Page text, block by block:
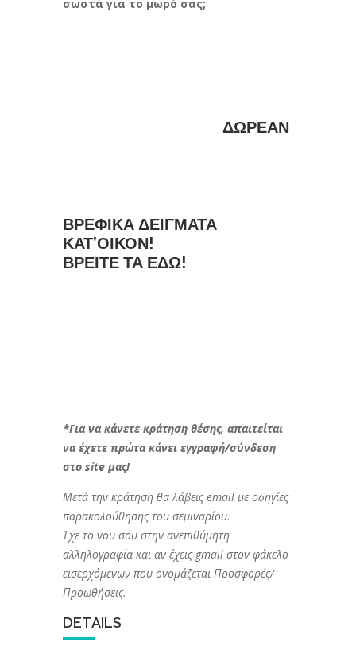
σωστά για το μωρό σας;
ΔΩΡΕΑΝ
ΒΡΕΦΙΚΑ ΔΕΙΓΜΑΤΑ
ΚΑΤ’ΟΙΚΟΝ!
ΒΡΕΙΤΕ ΤΑ ΕΔΩ!
*Για να κάνετε κράτηση θέσης, απαιτείται
να έχετε πρώτα κάνει εγγραφή/σύνδεση
στο site μας!
Μετά την κράτηση θα λάβεις email με οδηγίες
παρακολούθησης του σεμιναρίου.
Έχε το νου σου στην ανεπιθύμητη
αλληλογραφία και αν έχεις gmail στον φάκελο
εισερχόμενων που ονομάζεται Προσφορές/
Προωθήσεις.
DETAILS